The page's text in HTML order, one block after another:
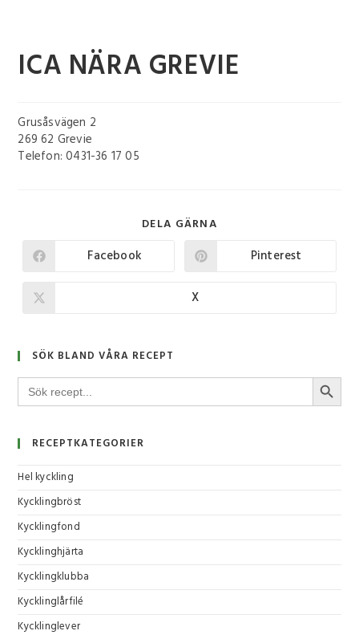
ICA NÄRA GREVIE
Grusåsvägen 2
269 62 Grevie
Telefon: 0431-36 17 05
DELA GÄRNA
Facebook Pinterest
X
SÖK BLAND VÅRA RECEPT
Sök
efter:
RECEPTKATEGORIER
Hel kyckling
Kycklingbröst
Kycklingfond
Kycklinghjärta
Kycklingklubba
Kycklinglårfilé
Kycklinglever